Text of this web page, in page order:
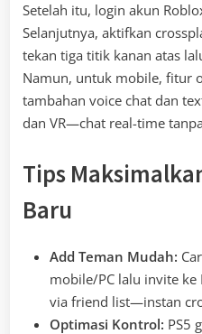
Setelah itu, login akun
Selanjutnya, aktifkan
tekan tiga titik kanan atas
Namun, untuk mobile, fitur
tambahan voice chat dan
dan VR—chat real-time
Tips
Baru
Add Teman Mudah:
mobile/PC lalu invite ke
via friend list—instan
Optimasi Kontrol: PS5